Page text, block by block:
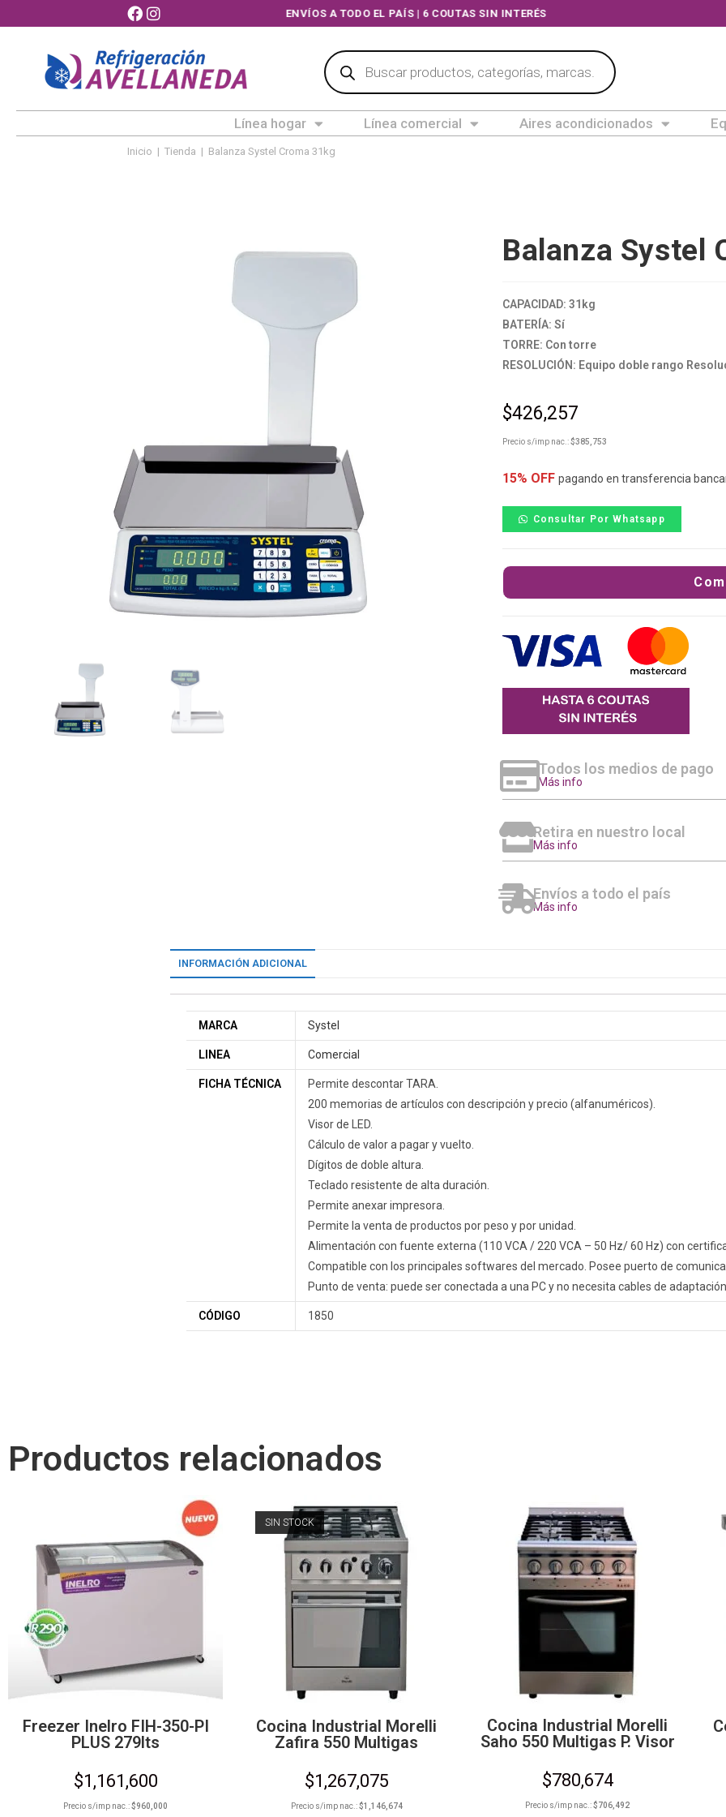
ENVÍOS A TODO EL PAÍS | 6 COUTAS SIN INTERÉS
Línea hogar Línea comercial Aires acondicionados
Inicio | Tienda | Balanza Systel Croma 31kg
Balanza Systel
CAPACIDAD: 31kg
BATERÍA: Sí
TORRE: Con torre
RESOLUCIÓN: Equipo doble rango
$426,257
Precio s/imp nac.:$385,753
15% OFF pagando en transferencia
Consultar Por Whatsapp
Todos los medios de pago
Más info
Retira en nuestro local
Más info
Envíos a todo el país
Más info
INFORMACIÓN ADICIONAL
MARCA Systel
LINEA Comercial
FICHA TÉCNICA
Permite descontar TARA.
200 memorias de artículos con descripción y precio (alfanuméricos).
Visor de LED.
Cálculo de valor a pagar y vuelto.
Dígitos de doble altura.
Teclado resistente de alta duración.
Permite anexar impresora.
Permite la venta de productos por peso y por unidad.
Alimentación con fuente externa (110 VCA / 220 VCA – 50 Hz/ 60 Hz) con
Compatible con los principales softwares del mercado. Posee puerto de
Punto de venta: puede ser conectada a una PC y no necesita cables de
CÓDIGO 1850
Productos relacionados
Freezer Inelro FIH-350-PI
PLUS 279lts
$1,161,600
Precio s/imp nac.:$960,000
SIN STOCK
Cocina Industrial Morelli
Zafira 550 Multigas
$1,267,075
Precio s/imp nac.:$1,146,674
Cocina Industrial Morelli
Saho 550 Multigas P. Visor
$780,674
Precio s/imp nac.:$706,492